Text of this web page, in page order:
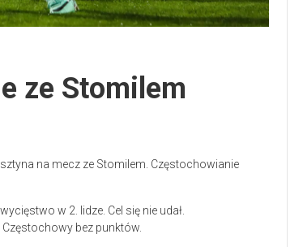
ze Stomilem
na mecz ze Stomilem. Częstochowianie
w 2. lidze. Cel się nie udał.
bez punktów.